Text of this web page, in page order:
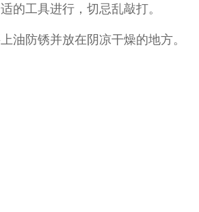
的工具进行，切忌乱敲打。
油防锈并放在阴凉干燥的地方。